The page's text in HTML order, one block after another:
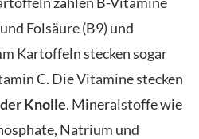
Folsäure (B9) und
Kartoffeln stecken sogar
C. Die Vitamine stecken
Knolle. Mineralstoffe wie
Natrium und